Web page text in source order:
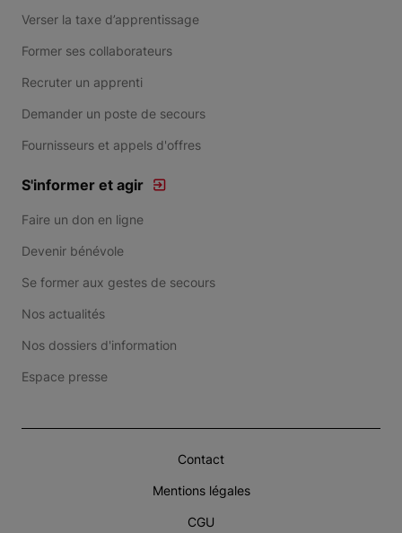
Verser la taxe d’apprentissage
Former ses collaborateurs
Recruter un apprenti
Demander un poste de secours
Fournisseurs et appels d'offres
S'informer et agir
Faire un don en ligne
Devenir bénévole
Se former aux gestes de secours
Nos actualités
Nos dossiers d'information
Espace presse
Contact
Mentions légales
CGU